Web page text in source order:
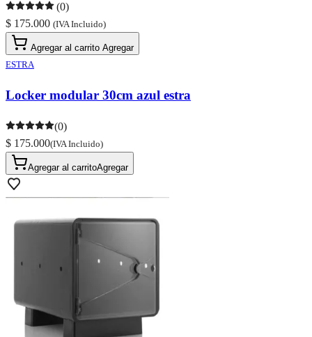
(0)
$ 175.000 (IVA Incluido)
Agregar al carrito Agregar
ESTRA
Locker modular 30cm azul estra
(0)
$ 175.000(IVA Incluido)
Agregar al carritoAgregar